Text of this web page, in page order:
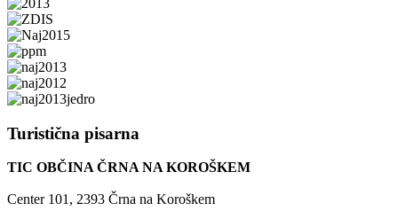
Turistična pisarna
TIC OBČINA ČRNA NA KOROŠKEM
Center 101, 2393 Črna na Koroškem